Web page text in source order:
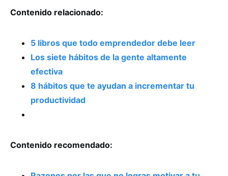
Contenido relacionado:
5 libros que todo emprendedor debe leer
Los siete hábitos de la gente altamente
efectiva
8 hábitos que te ayudan a incrementar tu
productividad
Contenido recomendado: